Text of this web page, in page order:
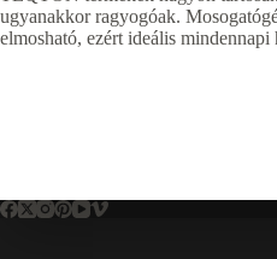
ugyanakkor ragyogóak.
elmosható, ezért ideális mindennapi